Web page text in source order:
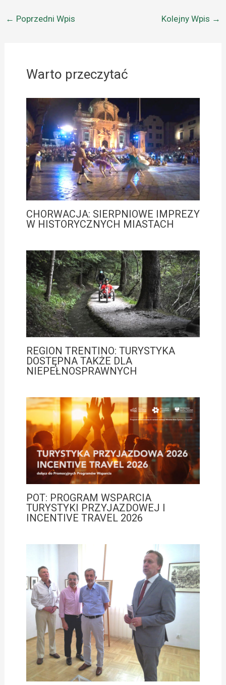
← Poprzedni Wpis Kolejny Wpis →
Warto przeczytać
CHORWACJA: SIERPNIOWE IMPREZY
W HISTORYCZNYCH MIASTACH
REGION TRENTINO: TURYSTYKA
DOSTĘPNA TAKŻE DLA
NIEPEŁNOSPRAWNYCH
POT: PROGRAM WSPARCIA
TURYSTYKI PRZYJAZDOWEJ I
INCENTIVE TRAVEL 2026